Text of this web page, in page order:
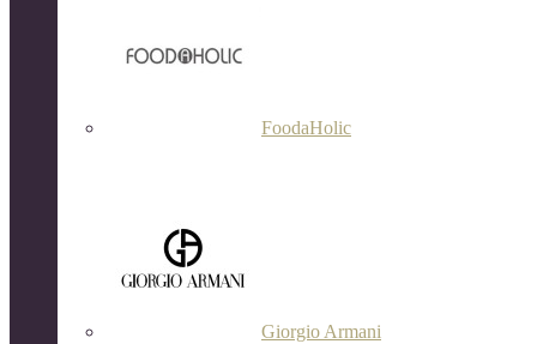
FoodaHolic
Giorgio Armani